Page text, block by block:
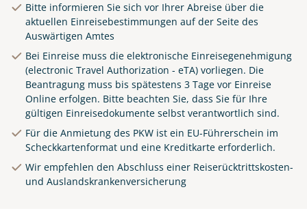
Bitte informieren Sie sich vor Ihrer Abreise über die
aktuellen Einreisebestimmungen auf der Seite des
Auswärtigen Amtes
Bei Einreise muss die elektronische Einreisegenehmigung
(electronic Travel Authorization - eTA) vorliegen. Die
Beantragung muss bis spätestens 3 Tage vor Einreise
Online erfolgen. Bitte beachten Sie, dass Sie für Ihre
gültigen Einreisedokumente selbst verantwortlich sind.
Für die Anmietung des PKW ist ein EU-Führerschein im
Scheckkartenformat und eine Kreditkarte erforderlich.
Wir empfehlen den Abschluss einer Reiserücktrittskosten-
und Auslandskrankenversicherung